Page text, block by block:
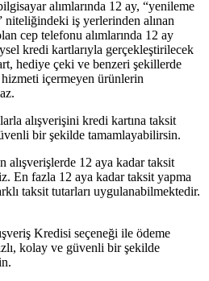
alımlarında 12 ay, “yenileme
niteliğindeki iş yerlerinden alınan
cep telefonu alımlarında 12 ay
kredi kartlarıyla gerçekleştirilecek
hediye çeki ve benzeri şekillerde
içermeyen ürünlerin
alışverişini kredi kartına taksit
bir şekilde tamamlayabilirsin.
alışverişlerde 12 aya kadar taksit
En fazla 12 aya kadar taksit yapma
taksit tutarları uygulanabilmektedir.
Kredisi seçeneği ile ödeme
kolay ve güvenli bir şekilde